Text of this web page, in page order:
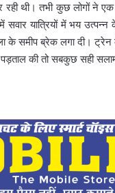
रही थी। तभी कुछ लोगों ने
सवार यात्रियों में भय
के समीप ब्रेक लगा दी।
की तो सबकुछ सही